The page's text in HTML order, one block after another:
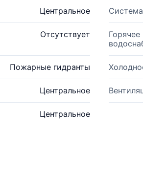
Центральное
Отсутствует
Горячее
Пожарные гидранты
Центральное
Центральное